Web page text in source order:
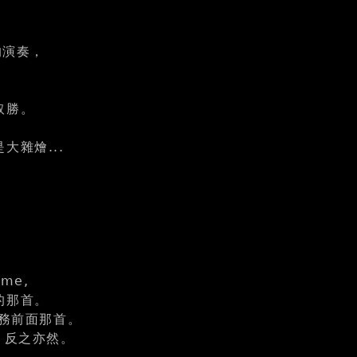
奏，
。
大雜燴...
首。
面那首。
之亦然。